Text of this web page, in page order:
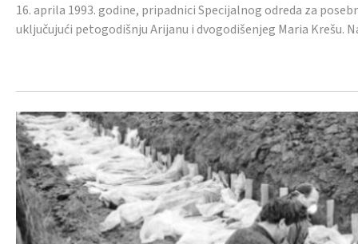
16. aprila 1993. godine, pripadnici Specijalnog odreda za
uključujući petogodišnju Arijanu i dvogodišenjeg Maria Krešu.